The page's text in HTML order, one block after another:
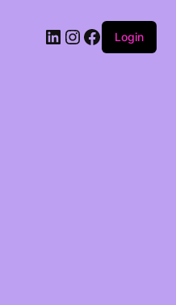
LinkedIn
Instagram
Facebook
Login